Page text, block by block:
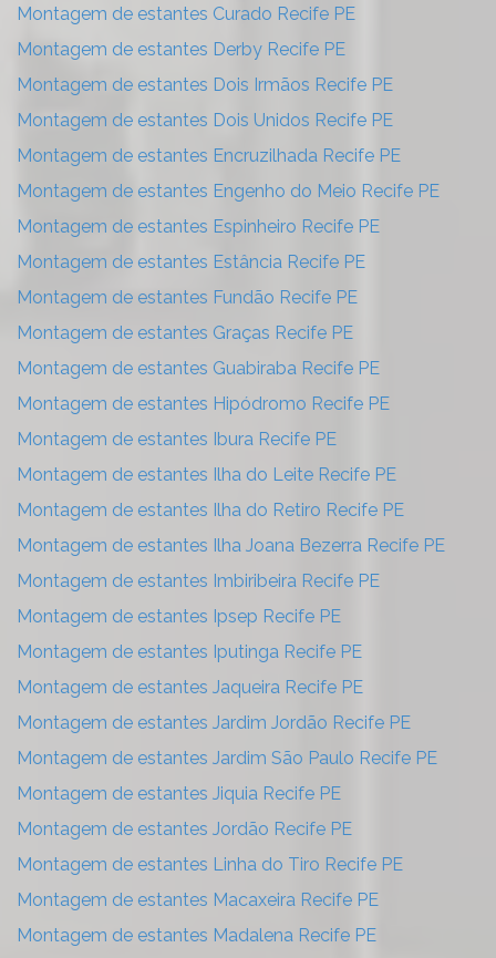
Montagem de estantes Curado Recife PE
Montagem de estantes Derby Recife PE
Montagem de estantes Dois Irmãos Recife PE
Montagem de estantes Dois Unidos Recife PE
Montagem de estantes Encruzilhada Recife PE
Montagem de estantes Engenho do Meio Recife PE
Montagem de estantes Espinheiro Recife PE
Montagem de estantes Estância Recife PE
Montagem de estantes Fundão Recife PE
Montagem de estantes Graças Recife PE
Montagem de estantes Guabiraba Recife PE
Montagem de estantes Hipódromo Recife PE
Montagem de estantes Ibura Recife PE
Montagem de estantes Ilha do Leite Recife PE
Montagem de estantes Ilha do Retiro Recife PE
Montagem de estantes Ilha Joana Bezerra Recife PE
Montagem de estantes Imbiribeira Recife PE
Montagem de estantes Ipsep Recife PE
Montagem de estantes Iputinga Recife PE
Montagem de estantes Jaqueira Recife PE
Montagem de estantes Jardim Jordão Recife PE
Montagem de estantes Jardim São Paulo Recife PE
Montagem de estantes Jiquia Recife PE
Montagem de estantes Jordão Recife PE
Montagem de estantes Linha do Tiro Recife PE
Montagem de estantes Macaxeira Recife PE
Montagem de estantes Madalena Recife PE